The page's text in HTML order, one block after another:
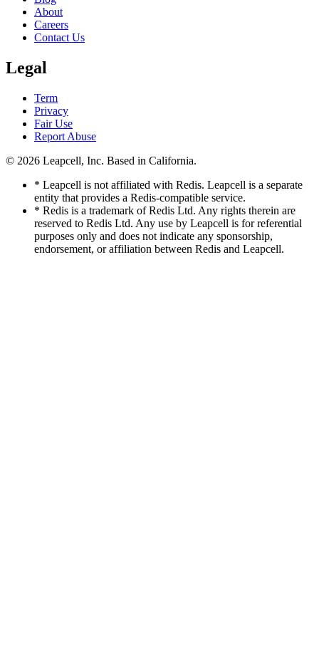
About
Careers
Contact Us
Legal
Term
Privacy
Fair Use
Report Abuse
© 2026 Leapcell, Inc. Based in California.
* Leapcell is not affiliated with Redis. Leapcell is a separate
entity that provides a Redis-compatible service.
* Redis is a trademark of Redis Ltd. Any rights therein are
reserved to Redis Ltd. Any use by Leapcell is for referential
purposes only and does not indicate any sponsorship,
endorsement, or affiliation between Redis and Leapcell.